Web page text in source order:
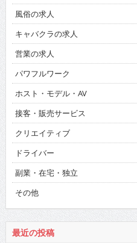
風俗の求人
キャバクラの求人
営業の求人
パワフルワーク
ホスト・モデル・AV
接客・販売サービス
クリエイティブ
ドライバー
副業・在宅・独立
その他
最近の投稿